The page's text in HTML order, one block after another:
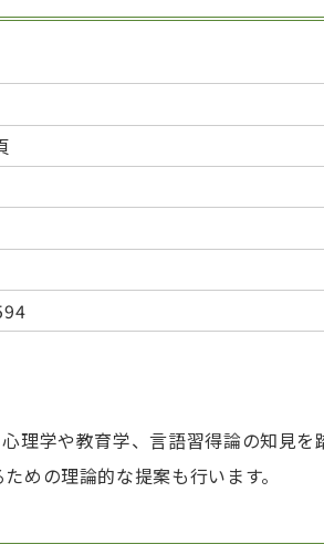
本留学試験対策
期刊行物
較文化辞典
カデミック・スキル
理学や教育学、言語習得論の知見を
めの理論的な提案も行います。